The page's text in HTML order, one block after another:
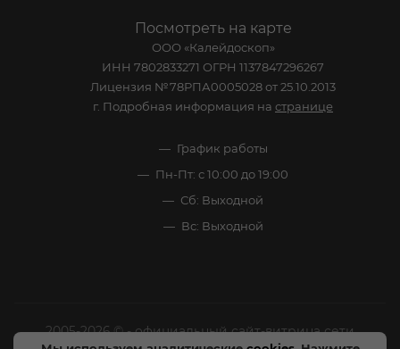
Посмотреть на карте
ООО «Калейдоскоп»
ИНН 7802833271 ОГРН 1137847296267
Лицензия №78РПА0005028 от 25.10.2013
г. Подробная информация на странице
График работы
Пн-Пт: с 10:00 до 19:00
Сб: Выходной
Вс: Выходной
2005-2026 © - официальный сайт-витрина сети